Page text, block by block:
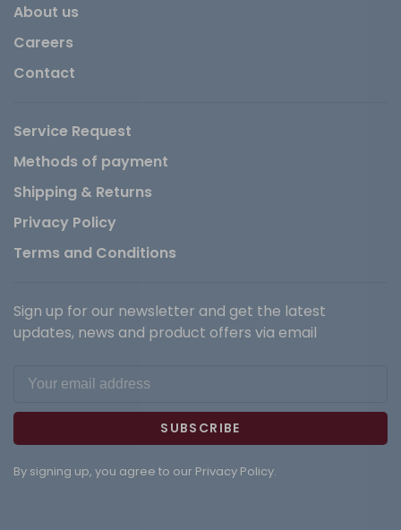
About us
Careers
Contact
Service Request
Methods of payment
Shipping & Returns
Privacy Policy
Terms and Conditions
Sign up for our newsletter and get the latest
updates, news and product offers via email
SUBSCRIBE
By signing up, you agree to our Privacy Policy.